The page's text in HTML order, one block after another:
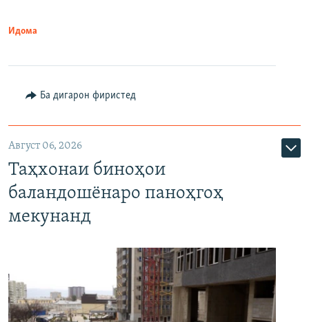
Идома
Ба дигарон фиристед
Август 06, 2026
Таҳхонаи биноҳои
баландошёнаро паноҳгоҳ
мекунанд